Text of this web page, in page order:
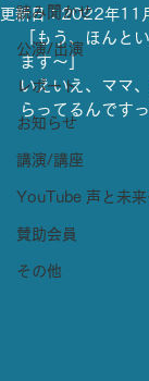
読み聞かせ
公演/出演
レポート
お知らせ
講演/講座
YouTube 声と未
賛助会員
その他
更新日：2022年11
「もう、ほんと
ます〜」
いえいえ、ママ
らってるんです